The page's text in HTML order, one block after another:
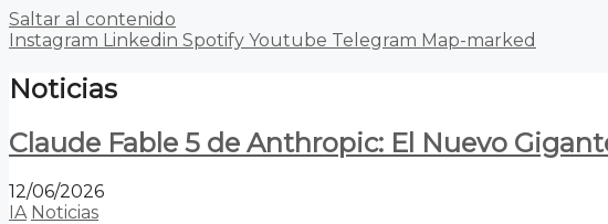
Saltar al contenido
Instagram Linkedin Spotify Youtube Telegram Map-marked
Noticias
Claude Fable 5 de Anthropic: El Nuevo
12/06/2026
IA Noticias